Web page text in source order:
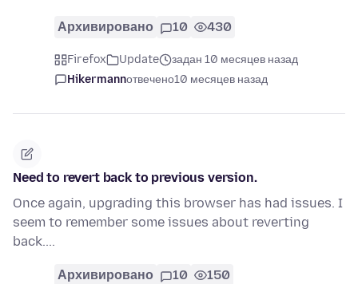
Архивировано 10 430
Firefox Update
задан 10 месяцев назад
Hikermannотвечено10 месяцев назад
Need to revert back to previous version.
Once again, upgrading this browser has had issues. I
seem to remember some issues about reverting
back....
Архивировано 10 150